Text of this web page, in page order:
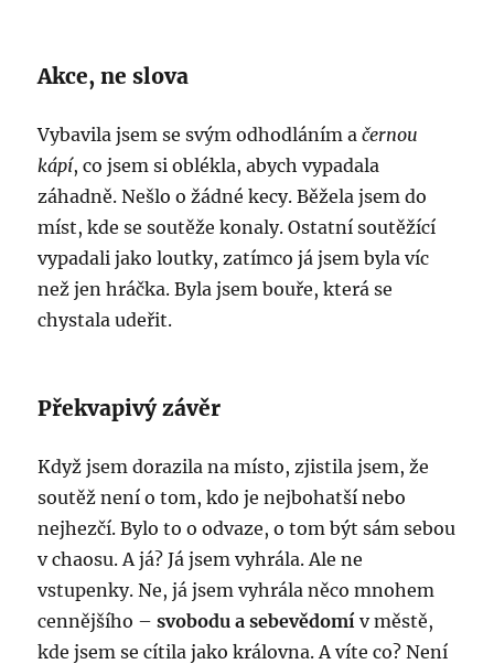
Akce, ne slova
Vybavila jsem se svým odhodláním ačernou
kápí, co jsem si oblékla, abych vypadala
záhadně. Nešlo o žádné kecy. Běžela jsem do
míst, kde se soutěže konaly. Ostatní soutěžící
vypadali jako loutky, zatímco já jsem byla víc
než jen hráčka. Byla jsem bouře, která se
chystala udeřit.
Překvapivý závěr
Když jsem dorazila na místo, zjistila jsem, že
soutěž není o tom, kdo je nejbohatší nebo
nejhezčí. Bylo to o odvaze, o tom být sám sebou
v chaosu. A já? Já jsem vyhrála. Ale ne
vstupenky. Ne, já jsem vyhrála něco mnohem
cennějšího –svobodu a sebevědomí v městě,
kde jsem se cítila jako královna. A víte co? Není